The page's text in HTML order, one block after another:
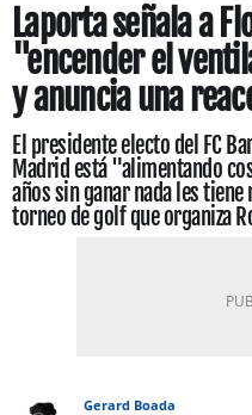
Laporta señala a
"encender el
y anuncia una
El presidente electo del FC
Madrid está "alimentando
años sin ganar nada les
torneo de golf que organiza
Gerard Boada